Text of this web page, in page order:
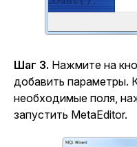
Шаг 3. Нажмите на
добавить параметры.
необходимые поля,
запустить MetaEditor.